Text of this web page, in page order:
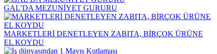
GAL’DA MEZUNİYET GURURU
MARKETLERİ DENETLEYEN ZABITA, BİRÇOK ÜRÜNE
EL KOYDU